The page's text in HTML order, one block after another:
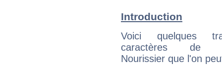
Introduction
Voici quelques
caractères de
Nourissier que l'on